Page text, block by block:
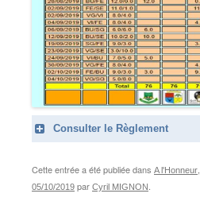
Consulter le Règlement
Cette entrée a été publiée dans A l'Honneur,
05/10/2019 par Cyril MIGNON .